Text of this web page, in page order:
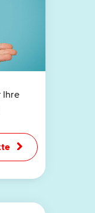
Ihre